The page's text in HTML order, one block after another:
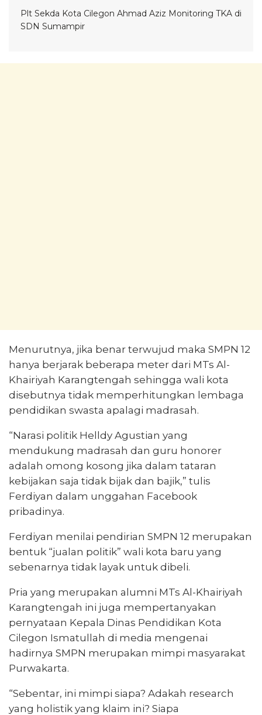
Plt Sekda Kota Cilegon Ahmad Aziz Monitoring TKA di
SDN Sumampir
Menurutnya, jika benar terwujud maka SMPN 12
hanya berjarak beberapa meter dari MTs Al-
Khairiyah Karangtengah sehingga wali kota
disebutnya tidak memperhitungkan lembaga
pendidikan swasta apalagi madrasah.
“Narasi politik Helldy Agustian yang
mendukung madrasah dan guru honorer
adalah omong kosong jika dalam tataran
kebijakan saja tidak bijak dan bajik,” tulis
Ferdiyan dalam unggahan Facebook
pribadinya.
Ferdiyan menilai pendirian SMPN 12 merupakan
bentuk “jualan politik” wali kota baru yang
sebenarnya tidak layak untuk dibeli.
Pria yang merupakan alumni MTs Al-Khairiyah
Karangtengah ini juga mempertanyakan
pernyataan Kepala Dinas Pendidikan Kota
Cilegon Ismatullah di media mengenai
hadirnya SMPN merupakan mimpi masyarakat
Purwakarta.
“Sebentar, ini mimpi siapa? Adakah research
yang holistik yang klaim ini? Siapa